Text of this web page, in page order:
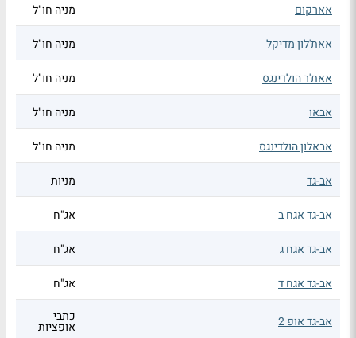
אארקום מניה חו"ל
אאת'לון מדיקל מניה חו"ל
אאת'ר הולדינגס מניה חו"ל
אבאו מניה חו"ל
אבאלון הולדינגס מניה חו"ל
אב-גד מניות
אב-גד אגח ב אג"ח
אב-גד אגח ג אג"ח
אב-גד אגח ד אג"ח
אב-גד אופ 2 כתבי
אופציות